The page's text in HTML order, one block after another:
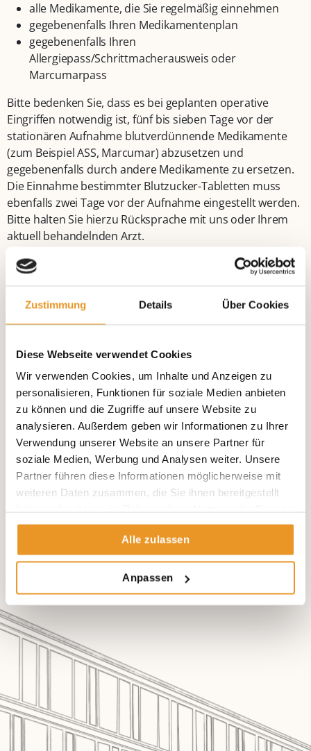
Zustimmung Details Über Cookies
Diese Webseite verwendet Cookies
Wir verwenden Cookies, um Inhalte und Anzeigen zu
personalisieren, Funktionen für soziale Medien anbieten
zu können und die Zugriffe auf unsere Website zu
analysieren. Außerdem geben wir Informationen zu Ihrer
Verwendung unserer Website an unsere Partner für
soziale Medien, Werbung und Analysen weiter. Unsere
Partner führen diese Informationen möglicherweise mit
weiteren Daten zusammen, die Sie ihnen bereitgestellt
gesammelt haben.
Alle zulassen
Anpassen
alle Medikamente, die Sie regelmäßig einnehmen
gegebenenfalls Ihren Medikamentenplan
gegebenenfalls Ihren
Allergiepass/Schrittmacherausweis oder
Marcumarpass
Bitte bedenken Sie, dass es bei geplanten operative
Eingriffen notwendig ist, fünf bis sieben Tage vor der
stationären Aufnahme blutverdünnende Medikamente
(zum Beispiel ASS, Marcumar) abzusetzen und
gegebenenfalls durch andere Medikamente zu ersetzen.
Die Einnahme bestimmter Blutzucker-Tabletten muss
ebenfalls zwei Tage vor der Aufnahme eingestellt werden.
Bitte halten Sie hierzu Rücksprache mit uns oder Ihrem
aktuell behandelnden Arzt.
Wenn Sie während Ihres Aufenthalts besondere Wünsche
Entlassung
Mit Abschluss Ihrer Behandlung erfolgen
Abschlussgespräch mit dem behandelnden Arzt
Übergabe des Arztbriefes
Nachsorge-Empfehlungen und Terminierung von
Nachsorge-Untersuchungen
Übergabe der Endrechnung und gegebenenfalls
Begleichung eines Differenzbetrages bei Vorkasse